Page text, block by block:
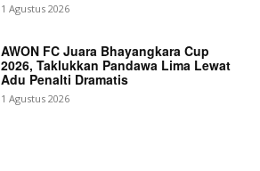
1 Agustus 2026
AWON FC Juara Bhayangkara Cup
2026, Taklukkan Pandawa Lima Lewat
Adu Penalti Dramatis
1 Agustus 2026